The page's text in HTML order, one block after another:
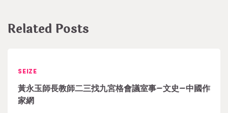
Related Posts
SEIZE
黃永玉師長教師二三找九宮格會議室事–文史–中國作
家網